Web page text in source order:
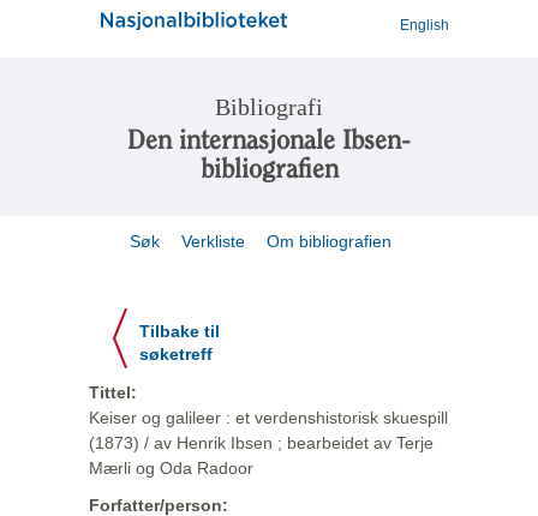
English
Bibliografi
Den internasjonale Ibsen-
bibliografien
Søk Verkliste Om bibliografien
Tilbake til
søketreff
Tittel:
Keiser og galileer : et verdenshistorisk skuespill
(1873) / av Henrik Ibsen ; bearbeidet av Terje
Mærli og Oda Radoor
Forfatter/person: